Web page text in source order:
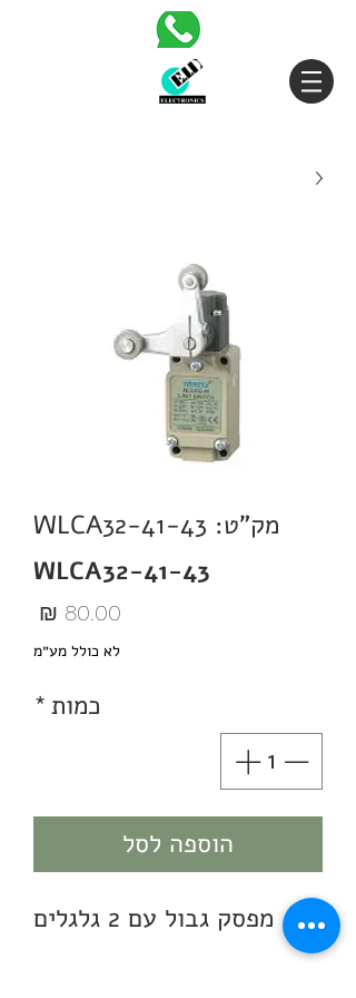
מק"ט: WLCA32-41-43
WLCA32-41-43
לא כולל מע״מ
כמות*
הוספה לסל
מפסק גבול עם 2 גלגלים